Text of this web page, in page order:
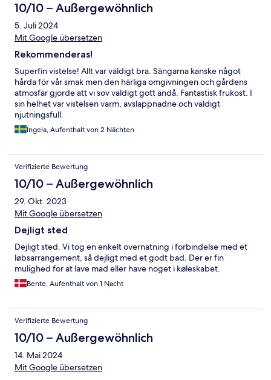
10/10 – Außergewöhnlich
5. Juli 2024
Mit Google übersetzen
Rekommenderas!
Superfin vistelse! Allt var väldigt bra. Sängarna kanske något
hårda för vår smak men den härliga omgivningen och gårdens
atmosfär gjorde att vi sov väldigt gott ändå. Fantastisk frukost. I
sin helhet var vistelsen varm, avslappnadne och väldigt
njutningsfull.
Ingela, Aufenthalt von 2 Nächten
Verifizierte Bewertung
10/10 – Außergewöhnlich
29. Okt. 2023
Mit Google übersetzen
Dejligt sted
Dejligt sted. Vi tog en enkelt overnatning i forbindelse med et
løbsarrangement, så dejligt med et godt bad. Der er fin
mulighed for at lave mad eller have noget i køleskabet.
Bente, Aufenthalt von 1 Nacht
Verifizierte Bewertung
10/10 – Außergewöhnlich
14. Mai 2024
Mit Google übersetzen